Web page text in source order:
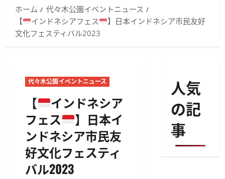
ホーム
代々木公園イベントニュース
【
インドネシアフェス
】日本インドネシア市民友好
文化フェスティバル2023
代々木公園イベントニュース
【
インドネシア
フェス
】日本イ
ンドネシア市民友
好文化フェスティ
バル2023
人気
の記
事